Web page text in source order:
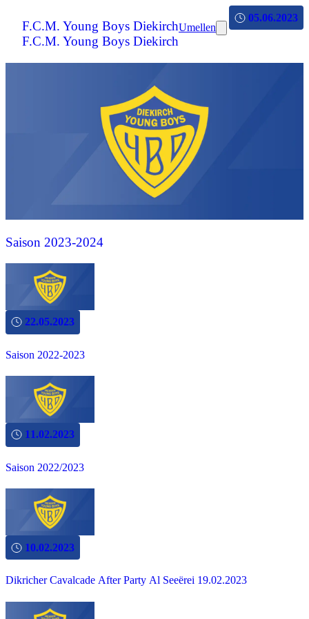
F.C.M. Young Boys Diekirch
F.C.M. Young Boys Diekirch
Umellen
05.06.2023
Saison 2023-2024
22.05.2023
Saison 2022-2023
11.02.2023
Saison 2022/2023
10.02.2023
Dikricher Cavalcade After Party Al Seeërei 19.02.2023